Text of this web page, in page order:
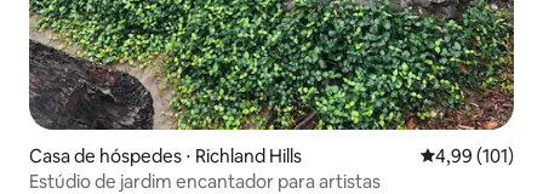
Casa de hóspedes ⋅ Richland Hills 4,99 de uma
4,99 (101)
Estúdio de jardim encantador para artistas